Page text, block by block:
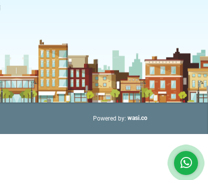
Powered by: wasi.co